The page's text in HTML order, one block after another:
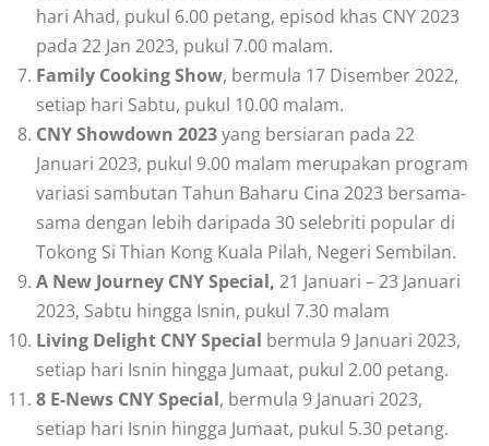
hari Ahad, pukul 6.00 petang, episod khas CNY 2023
pada 22 Jan 2023, pukul 7.00 malam.
Family Cooking Show, bermula 17 Disember 2022,
setiap hari Sabtu, pukul 10.00 malam.
CNY Showdown 2023yang bersiaran pada 22
Januari 2023, pukul 9.00 malam merupakan program
variasi sambutan Tahun Baharu Cina 2023 bersama-
sama dengan lebih daripada 30 selebriti popular di
Tokong Si Thian Kong Kuala Pilah, Negeri Sembilan.
A New Journey CNY Special, 21 Januari – 23 Januari
2023, Sabtu hingga Isnin, pukul 7.30 malam
Living Delight CNY Special bermula 9 Januari 2023,
setiap hari Isnin hingga Jumaat, pukul 2.00 petang.
8 E-News CNY Special, bermula 9 Januari 2023,
setiap hari Isnin hingga Jumaat, pukul 5.30 petang.